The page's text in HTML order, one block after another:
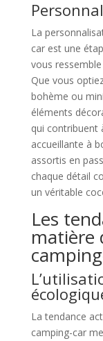
La
car est une
vous
Que vous
bohème ou
éléments
qui contribuent
accueillante à
assortis en
chaque détail
un véritable
Les
matière
La tendance
camping-car